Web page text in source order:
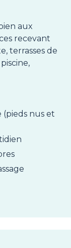
aux
recevant
terrasses de
(pieds nus et